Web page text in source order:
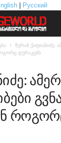
Русский
ზურაბ ქაფიანიძე:
დურაკებს